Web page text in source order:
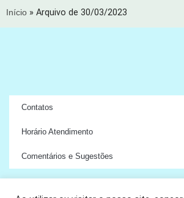
Início » Arquivo de 30/03/2023
Contatos
Horário Atendimento
Comentários e Sugestões